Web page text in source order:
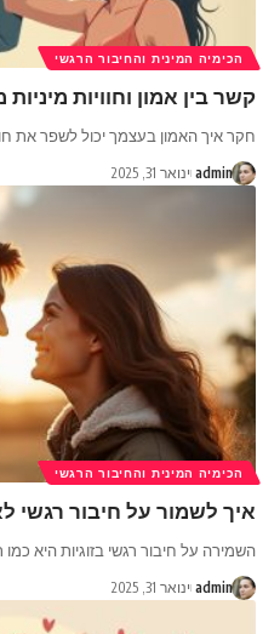
הכימיה המינית והחיבור הרגשי
קשר בין אמון וחוויות
חקר איך האמון בעצמך יכול לשפר את
admin ינואר 31, 2025
הכימיה המינית והחיבור הרגשי
איך לשמור על חיבור רגשי
השמירה על חיבור רגשי בזוגיות היא כמו
admin ינואר 31, 2025